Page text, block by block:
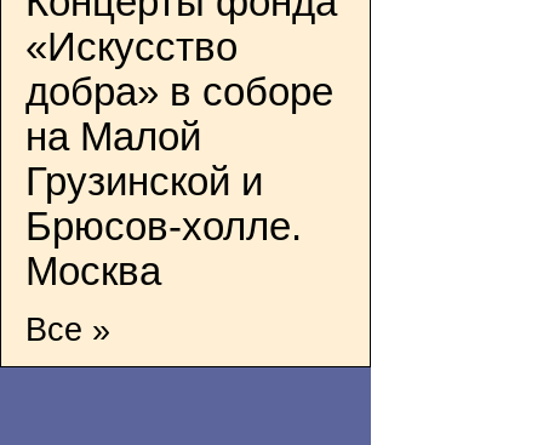
«Искусство
добра» в соборе
на Малой
Грузинской и
Брюсов-холле.
Москва
Все »